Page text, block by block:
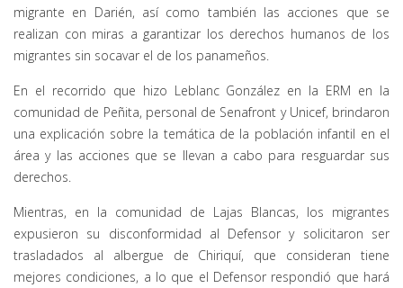
migrante en Darién, así como también las acciones que se
realizan con miras a garantizar los derechos humanos de los
migrantes sin socavar el de los panameños.
En el recorrido que hizo Leblanc González en la ERM en la
comunidad de Peñita, personal de Senafront y Unicef, brindaron
una explicación sobre la temática de la población infantil en el
área y las acciones que se llevan a cabo para resguardar sus
derechos.
Mientras, en la comunidad de Lajas Blancas, los migrantes
expusieron su disconformidad al Defensor y solicitaron ser
trasladados al albergue de Chiriquí, que consideran tiene
mejores condiciones, a lo que el Defensor respondió que hará